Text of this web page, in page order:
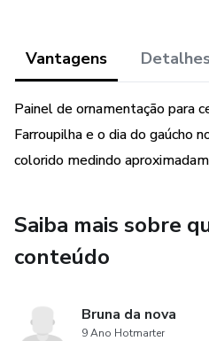
Vantagens
Painel de ornamentação para
Farroupilha e o dia do gaúcho
colorido medindo
Saiba mais sobre
conteúdo
Bruna da nova
9 Ano Hotmarter